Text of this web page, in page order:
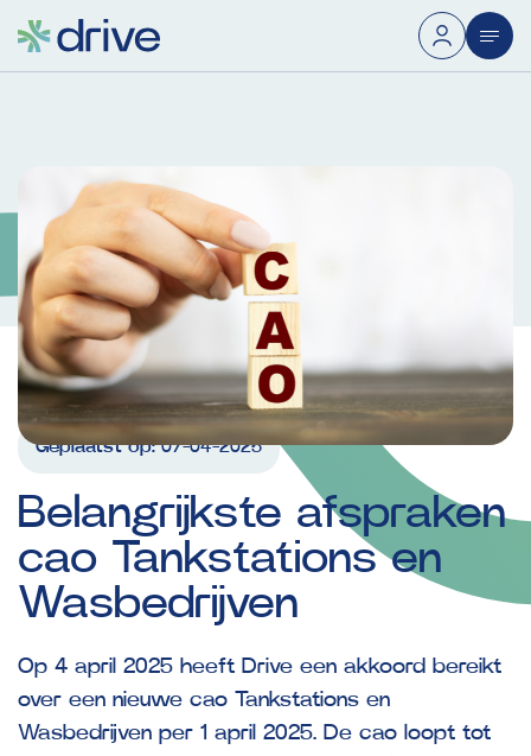
Geplaatst op:07-04-2025
Belangrijkste afspraken
cao Tankstations en
Wasbedrijven
Op 4 april 2025 heeft Drive een akkoord bereikt
over een nieuwe cao Tankstations en
Wasbedrijven per 1 april 2025. De cao loopt tot